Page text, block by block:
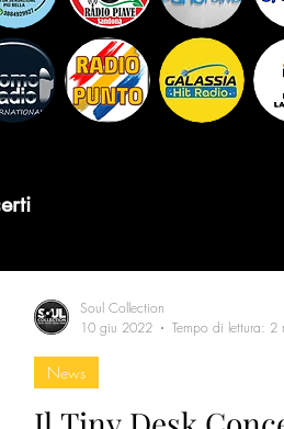
News
Soul Collection
10 giu 2022
Tempo di lettura: 2